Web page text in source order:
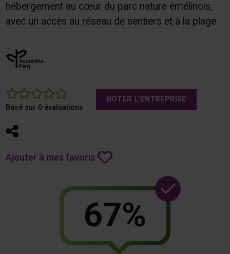
hébergement au cœur du parc nature émélinois,
avec un accès au réseau de sentiers et à la plage.
0
Basé sur 0 évaluations
NOTER L'ENTREPRISE
Partager
Ajouter à mes favoris
67%